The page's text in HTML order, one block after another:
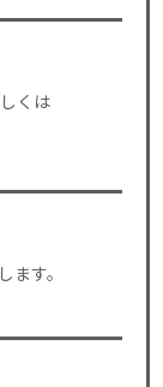
くは
す。